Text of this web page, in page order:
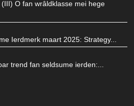
O fan wrâldklasse mei hege
Ierdmerk maart 2025: Strategy...
trend fan seldsume ierden:...